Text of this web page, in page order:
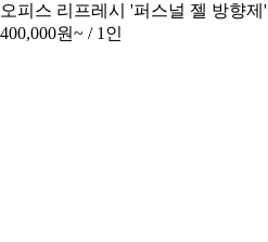
오피스 리프레시 '퍼스널 젤 방향제'
400,000원~ / 1인